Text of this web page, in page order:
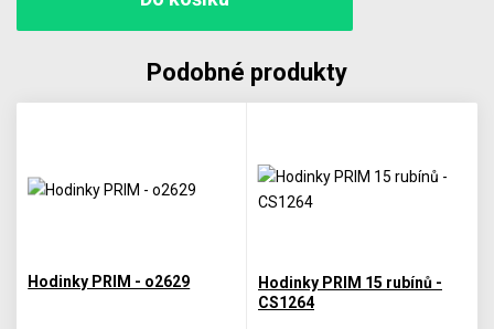
Podobné produkty
Hodinky PRIM - o2629
Hodinky PRIM 15 rubínů -
CS1264